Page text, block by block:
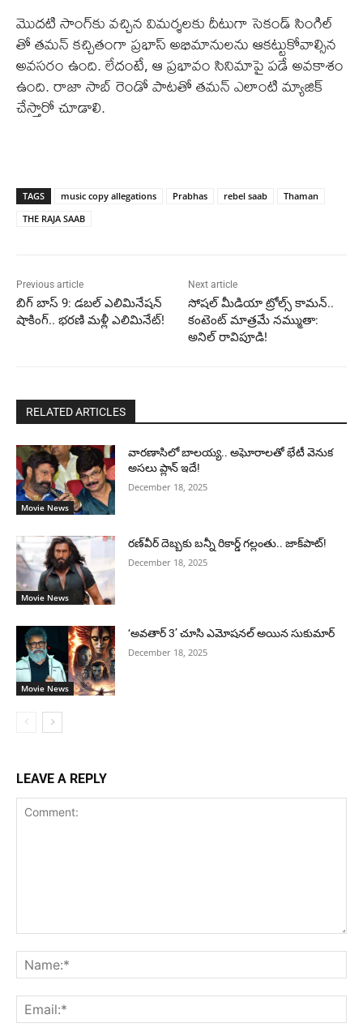
మొదటి సాంగ్‌కు వచ్చిన విమర్శలకు దీటుగా సెకండ్ సింగిల్
తో తమన్ కచ్చితంగా ప్రభాస్ అభిమానులను ఆకట్టుకోవాల్సిన
అవసరం ఉంది. లేదంటే, ఆ ప్రభావం సినిమాపై పడే అవకాశం
ఉంది. రాజా సాబ్ రెండో పాటతో తమన్ ఎలాంటి మ్యాజిక్
చేస్తారో చూడాలి.
TAGS music copy allegations Prabhas rebel saab
Thaman
THE RAJA SAAB
Previous article
బిగ్ బాస్ 9: డబల్ ఎలిమినేష‌న్
షాకింగ్.. భరణి మళ్లీ ఎలిమినేట్!
Next article
సోషల్ మీడియా ట్రోల్స్ కామన్..
కంటెంట్ మాత్రమే నమ్ముతా:
అనిల్ రావిపూడి!
RELATED ARTICLES
Movie News
వారణాసిలో బాలయ్య.. అఘోరాలతో భేటీ వెనుక
అసలు ప్లాన్ ఇదే!
December 18, 2025
Movie News
రణ్‌వీర్ దెబ్బకు బన్నీ రికార్డ్ గల్లంతు.. జాక్‌పాట్!
December 18, 2025
Movie News
‘అవతార్ 3’ చూసి ఎమోషనల్ అయిన సుకుమార్
December 18, 2025
LEAVE A REPLY